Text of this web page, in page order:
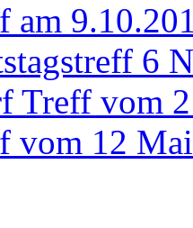
am
6
Treff vom
vom 12